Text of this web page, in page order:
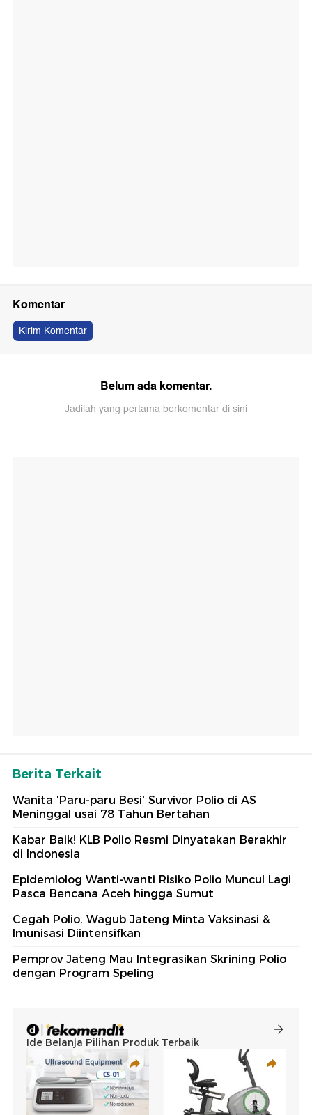
Komentar
Kirim Komentar
Belum ada komentar.
Jadilah yang pertama berkomentar di sini
Berita Terkait
Wanita 'Paru-paru Besi' Survivor Polio di AS
Meninggal usai 78 Tahun Bertahan
Kabar Baik! KLB Polio Resmi Dinyatakan Berakhir
di Indonesia
Epidemiolog Wanti-wanti Risiko Polio Muncul Lagi
Pasca Bencana Aceh hingga Sumut
Cegah Polio, Wagub Jateng Minta Vaksinasi &
Imunisasi Diintensifkan
Pemprov Jateng Mau Integrasikan Skrining Polio
dengan Program Speling